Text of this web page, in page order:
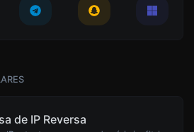
de IP Reversa